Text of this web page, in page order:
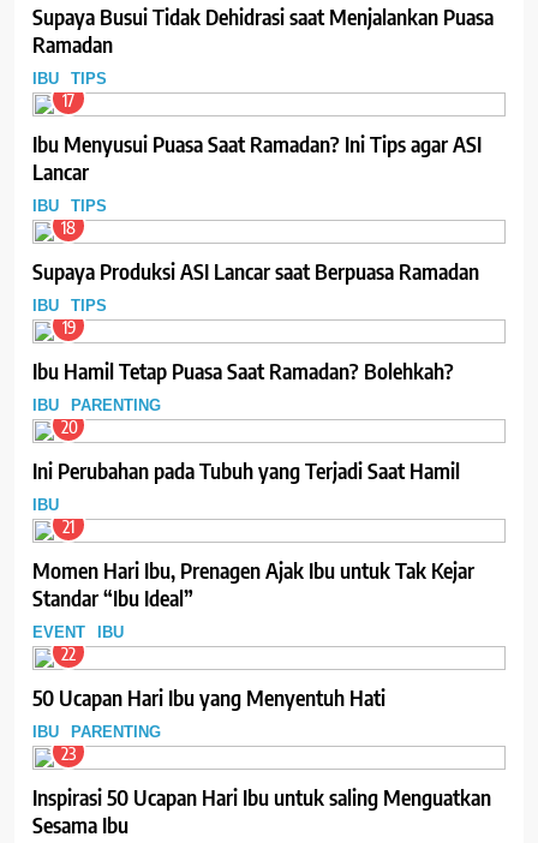
Supaya Busui Tidak Dehidrasi saat Menjalankan Puasa
Ramadan
IBU TIPS
17
Ibu Menyusui Puasa Saat Ramadan? Ini Tips agar ASI
Lancar
IBU TIPS
18
Supaya Produksi ASI Lancar saat Berpuasa Ramadan
IBU TIPS
19
Ibu Hamil Tetap Puasa Saat Ramadan? Bolehkah?
IBU PARENTING
20
Ini Perubahan pada Tubuh yang Terjadi Saat Hamil
IBU
21
Momen Hari Ibu, Prenagen Ajak Ibu untuk Tak Kejar
Standar “Ibu Ideal”
EVENT IBU
22
50 Ucapan Hari Ibu yang Menyentuh Hati
IBU PARENTING
23
Inspirasi 50 Ucapan Hari Ibu untuk saling Menguatkan
Sesama Ibu